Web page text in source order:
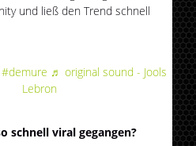
und ließ den Trend schnell
#demure ♬ original sound - Jools
Lebron
schnell viral gegangen?